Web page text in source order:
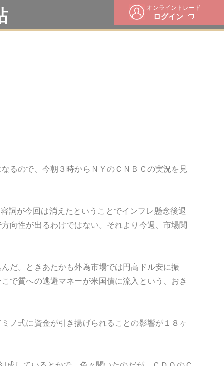
オンライントレード
ログイン
るので、今朝３時からＮＹのＣＮＢＣの実況を見
詞が今回は消えたということでインフレ懸念後退
向性が出るわけではない。それより今週、市場関
だ。ときあたかも外為市場では円高ドル安に振
で質への逃避マネーが米国債に流入という、おき
ノ式に資金が引き揚げられることの影響が１８ヶ